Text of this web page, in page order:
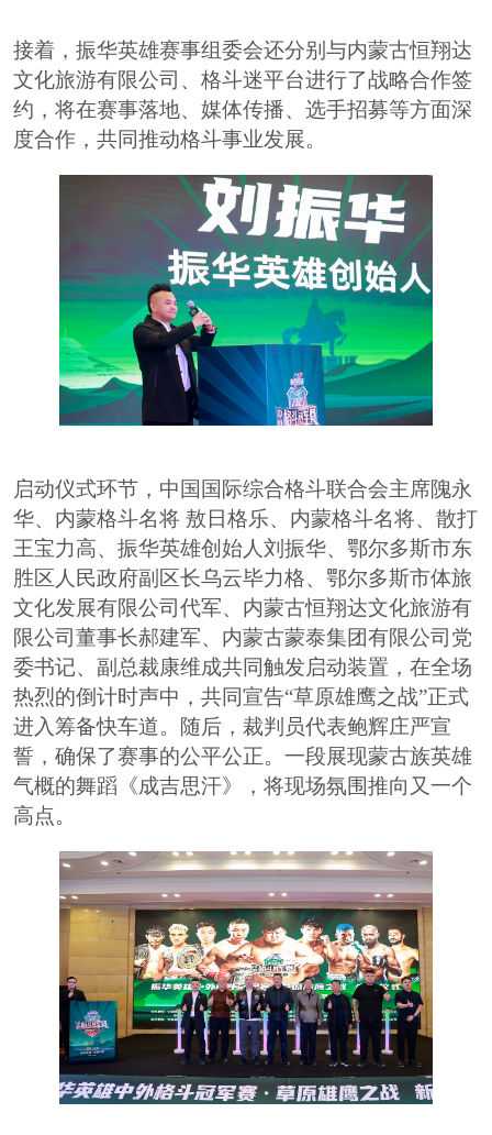
接着， 振华英雄赛事组委会还分别与内蒙古恒翔达
文化旅游有限公司、格斗迷平台进行了战略合作签
约，将在赛事落地、媒体传播、选手招募等方面深
度合作，共同推动格斗事业发展。
启动仪式环节 ， 中国国际综合格斗联合会主席隗永
华、 内蒙格斗名将 敖日格乐、 内蒙格斗名将、散打
王宝力高、 振华英雄创始人刘振华、 鄂尔多斯市东
胜区人民政府副区长乌云毕力格、 鄂尔多斯市体旅
文化发展有限公司代军、 内蒙古恒翔达文化旅游有
限公司董事长郝建军、 内蒙古蒙泰集团有限公司党
委书记、副总裁康维成共同触发启动装置，在全场
热烈的倒计时声中，共同宣告“草原雄鹰之战”正式
进入筹备快车道。随后，裁判员代表鲍辉庄严宣
誓，确保了赛事的公平公正。一段展现蒙古族英雄
气概的舞蹈《成吉思汗》，将现场氛围推向又一个
高点。